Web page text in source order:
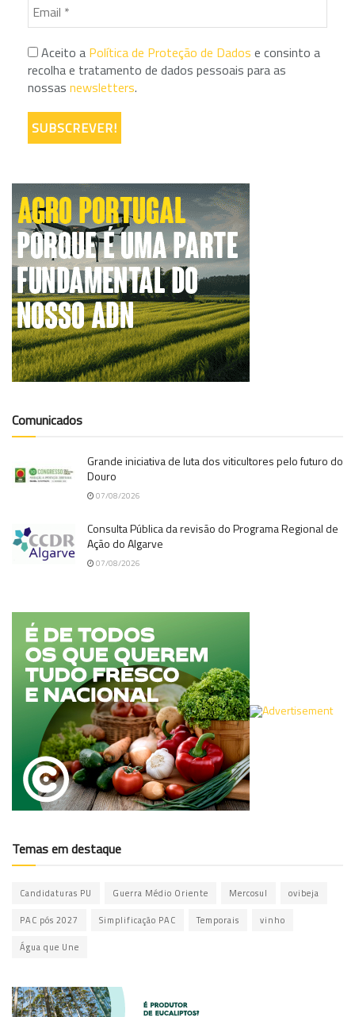
Aceito a Política de Proteção de Dados e consinto a
recolha e tratamento de dados pessoais para as
nossas newsletters.
Comunicados
Grande iniciativa de luta dos viticultores pelo futuro do
Douro
07/08/2026
Consulta Pública da revisão do Programa Regional de
Ação do Algarve
07/08/2026
Temas em destaque
Candidaturas PU Guerra Médio Oriente Mercosul ovibeja
PAC pós 2027 Simplificação PAC Temporais vinho
Água que Une